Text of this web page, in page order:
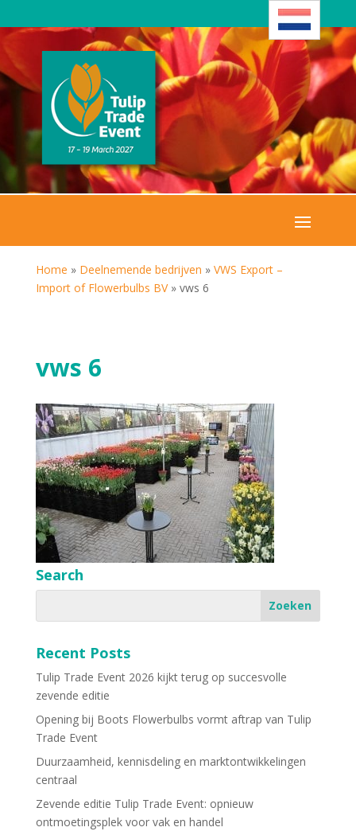
Home » Deelnemende bedrijven » VWS Export –
Import of Flowerbulbs BV» vws 6
vws 6
Search
Recent Posts
Tulip Trade Event 2026 kijkt terug op succesvolle
zevende editie
Opening bij Boots Flowerbulbs vormt aftrap van Tulip
Trade Event
Duurzaamheid, kennisdeling en marktontwikkelingen
centraal
Zevende editie Tulip Trade Event: opnieuw
ontmoetingsplek voor vak en handel